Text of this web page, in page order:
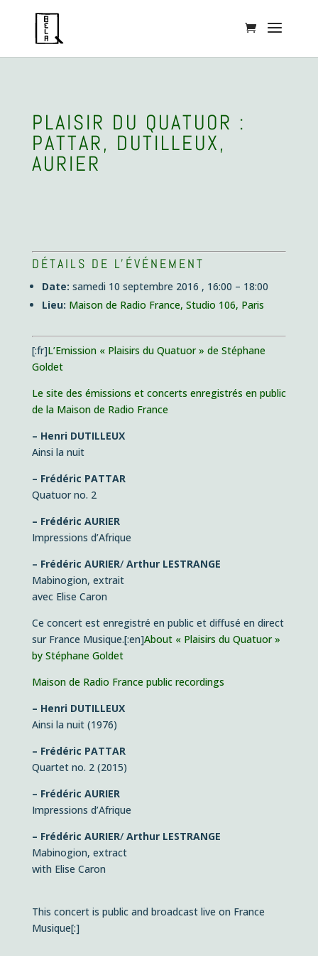
PLAISIR DU QUATUOR :
PATTAR, DUTILLEUX,
AURIER
DÉTAILS DE L'ÉVÉNEMENT
Date: samedi 10 septembre 2016 , 16:00 – 18:00
Lieu: Maison de Radio France, Studio 106, Paris
[:fr]L’Emission « Plaisirs du Quatuor » de Stéphane
Goldet
Le site des émissions et concerts enregistrés en public
de la Maison de Radio France
– Henri DUTILLEUX
Ainsi la nuit
– Frédéric PATTAR
Quatuor no. 2
– Frédéric AURIER
Impressions d’Afrique
– Frédéric AURIER/ Arthur LESTRANGE
Mabinogion, extrait
avec Elise Caron
Ce concert est enregistré en public et diffusé en direct
sur France Musique.[:en]About « Plaisirs du Quatuor »
by Stéphane Goldet
Maison de Radio France public recordings
– Henri DUTILLEUX
Ainsi la nuit (1976)
– Frédéric PATTAR
Quartet no. 2 (2015)
– Frédéric AURIER
Impressions d’Afrique
– Frédéric AURIER/ Arthur LESTRANGE
Mabinogion, extract
with Elise Caron
This concert is public and broadcast live on France
Musique[:]